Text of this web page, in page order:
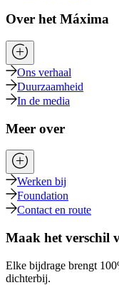
Over het Máxima
Ons verhaal
Duurzaamheid
In de media
Meer over
Werken bij
Foundation
Contact en route
Maak het verschil
Elke bijdrage brengt
dichterbij.